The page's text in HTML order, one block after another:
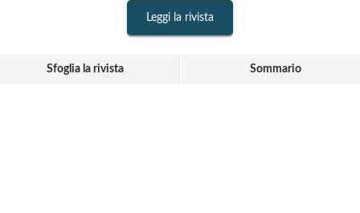
Leggi la rivista
Sfoglia la rivista Sommario